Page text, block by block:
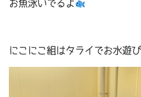
お魚泳いでるよ
にこにこ組はタライでお水遊